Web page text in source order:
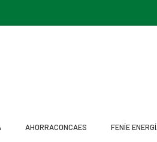
AHORRACONCAES FENÍE